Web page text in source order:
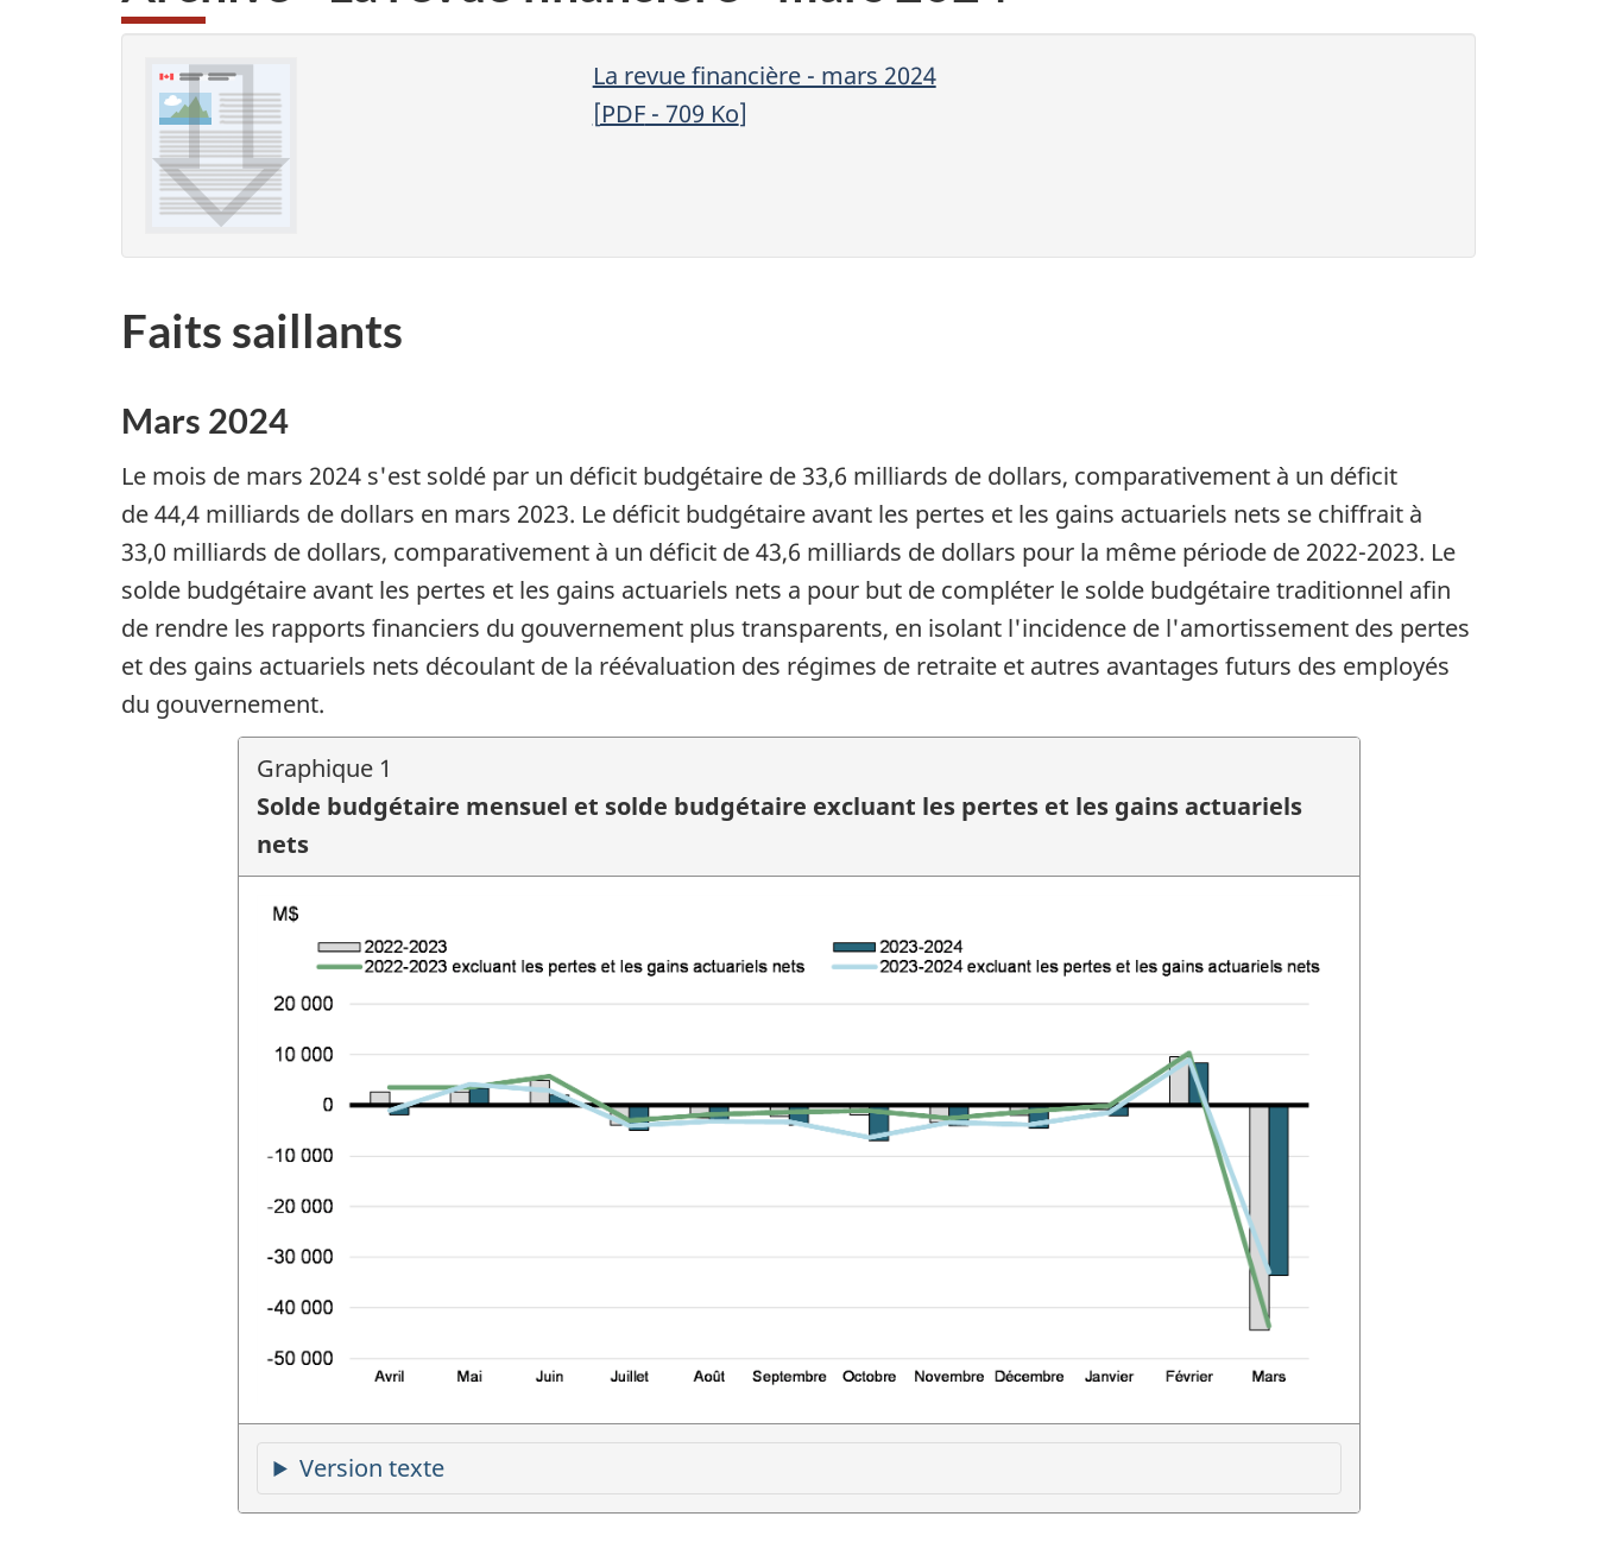
La revue financière - mars 2024
[PDF- 709 Ko]
Faits saillants
Mars 2024
Le mois de mars 2024 s'est soldé par un déficit budgétaire de 33,6 milliards de dollars, comparativement à un déficit
de 44,4 milliards de dollars en mars 2023. Le déficit budgétaire avant les pertes et les gains actuariels nets se chiffrait à
33,0 milliards de dollars, comparativement à un déficit de 43,6 milliards de dollars pour la même période de 2022-2023. Le
solde budgétaire avant les pertes et les gains actuariels nets a pour but de compléter le solde budgétaire traditionnel afin
de rendre les rapports financiers du gouvernement plus transparents, en isolant l'incidence de l'amortissement des pertes
et des gains actuariels nets découlant de la réévaluation des régimes de retraite et autres avantages futurs des employés
du gouvernement.
Graphique 1
Solde budgétaire mensuel et solde budgétaire excluant les pertes et les gains actuariels
nets
Version texte